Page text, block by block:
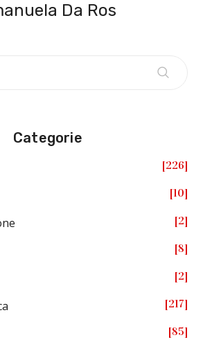
Da Ros
Categorie
226
10
2
8
2
217
85